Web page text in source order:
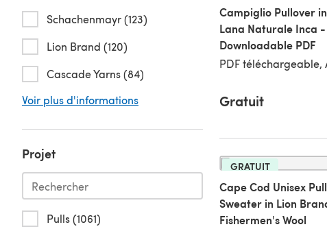
Schachenmayr (123)
Lion Brand (120)
Cascade Yarns (84)
Voir plus d'informations
Projet
Pulls (1061)
Campiglio Pullover
Lana Naturale Inca -
Downloadable PDF
PDF téléchargeable,
Gratuit
GRATUIT
Cape Cod Unisex
Sweater in Lion
Fishermen's Wool